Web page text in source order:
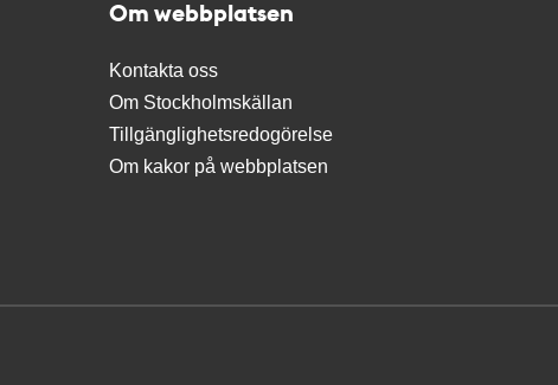
Om webbplatsen
Kontakta oss
Om Stockholmskällan
Tillgänglighetsredogörelse
Om kakor på webbplatsen